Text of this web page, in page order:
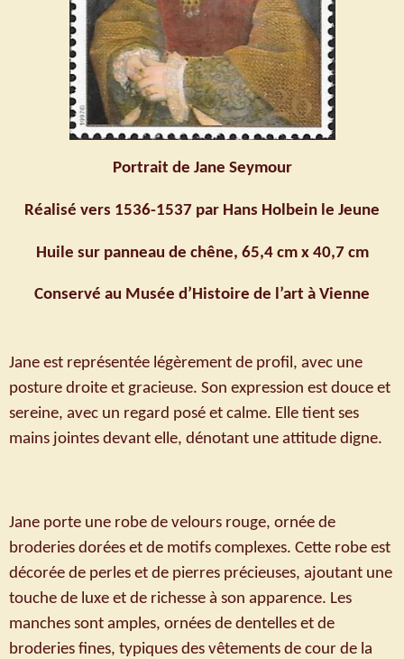
Portrait de Jane Seymour
Réalisé vers 1536-1537 par Hans Holbein le Jeune
Huile sur panneau de chêne, 65,4 cm x 40,7 cm
Conservé au Musée d’Histoire de l’art à Vienne
Jane est représentée légèrement de profil, avec une
posture droite et gracieuse. Son expression est douce et
sereine, avec un regard posé et calme. Elle tient ses
mains jointes devant elle, dénotant une attitude digne.
Jane porte une robe de velours rouge, ornée de
broderies dorées et de motifs complexes. Cette robe est
décorée de perles et de pierres précieuses, ajoutant une
touche de luxe et de richesse à son apparence. Les
manches sont amples, ornées de dentelles et de
broderies fines, typiques des vêtements de cour de la